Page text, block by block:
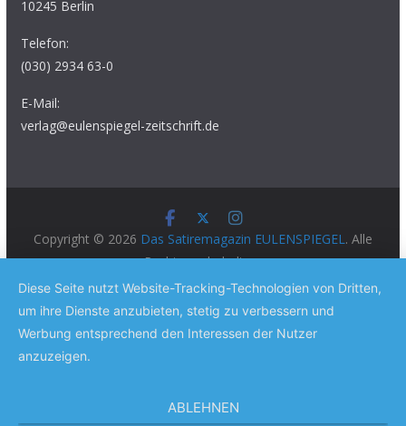
10245 Berlin
Telefon:
(030) 2934 63-0
E-Mail:
verlag@eulenspiegel-zeitschrift.de
Copyright © 2026 Das Satiremagazin EULENSPIEGEL. Alle
Rechte vorbehalten.
Theme:ColorMag Provon ThemeGrill. Präsentiert von
WordPress.
Diese Seite nutzt Website-Tracking-Technologien von Dritten,
um ihre Dienste anzubieten, stetig zu verbessern und
Werbung entsprechend den Interessen der Nutzer
anzuzeigen.
ABLEHNEN